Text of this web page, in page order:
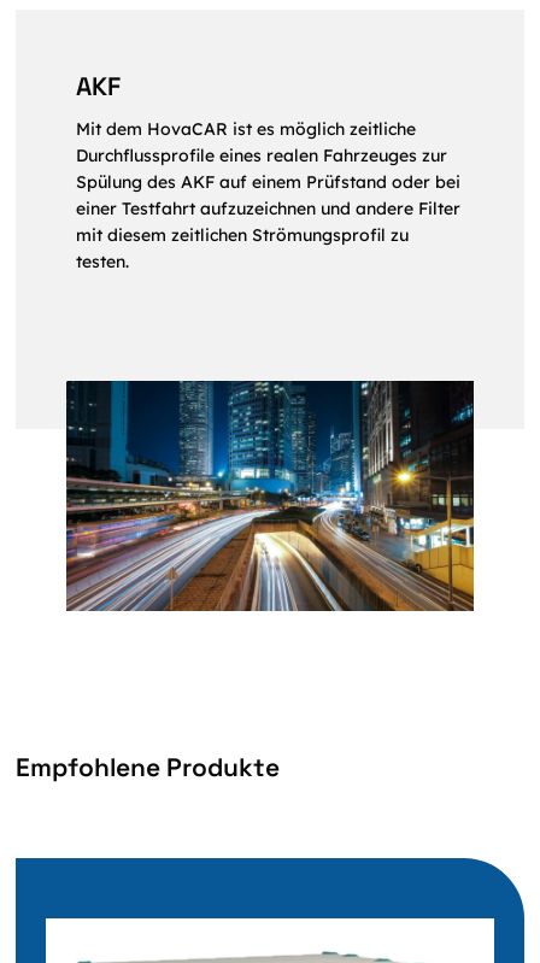
AKF
Mit dem HovaCAR ist es möglich zeitliche
Durchflussprofile eines realen Fahrzeuges zur
Spülung des AKF auf einem Prüfstand oder bei
einer Testfahrt aufzuzeichnen und andere Filter
mit diesem zeitlichen Strömungsprofil zu
testen.
Empfohlene Produkte